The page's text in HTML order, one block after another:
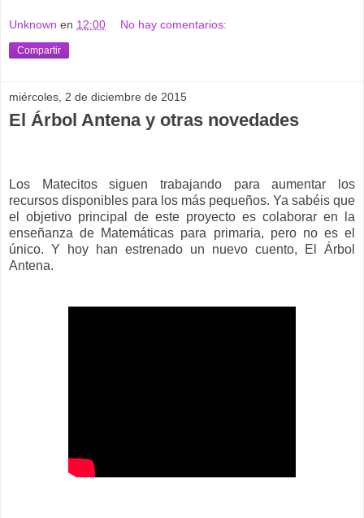
Unknown en 12:00 No hay comentarios:
Compartir
miércoles, 2 de diciembre de 2015
El Árbol Antena y otras novedades
Los Matecitos siguen trabajando para aumentar los
recursos disponibles para los más pequeños. Ya sabéis que
el objetivo principal de este proyecto es colaborar en la
enseñanza de Matemáticas para primaria, pero no es el
único. Y hoy han estrenado un nuevo cuento, El Árbol
Antena.